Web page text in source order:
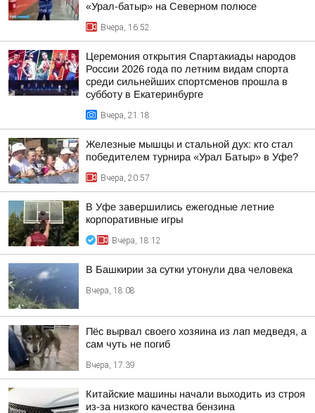
«Урал-батыр» на Северном полюсе
Вчера, 16:52
Церемония открытия Спартакиады народов
России 2026 года по летним видам спорта
среди сильнейших спортсменов прошла в
субботу в Екатеринбурге
Вчера, 21:18
Железные мышцы и стальной дух: кто стал
победителем турнира «Урал Батыр» в Уфе?
Вчера, 20:57
В Уфе завершились ежегодные летние
корпоративные игры
Вчера, 18:12
В Башкирии за сутки утонули два человека
Вчера, 18:08
Пёс вырвал своего хозяина из лап медведя, а
сам чуть не погиб
Вчера, 17:39
Китайские машины начали выходить из строя
из-за низкого качества бензина